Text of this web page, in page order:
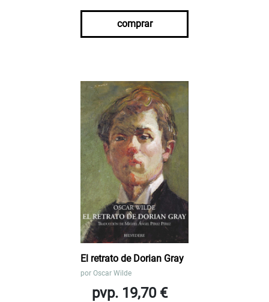
comprar
El retrato de Dorian Gray
por Oscar Wilde
pvp. 19,70 €